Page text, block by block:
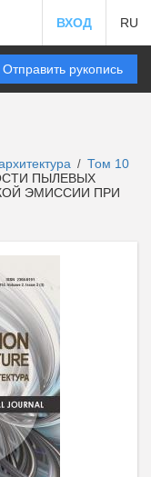
ВХОД RU
Отправить рукопись
/ Том 10
ПЫЛЕВЫХ
ЭМИССИИ ПРИ